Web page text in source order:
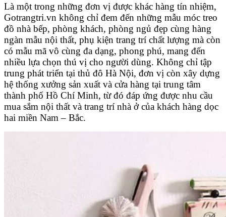
Là một trong những đơn vị được khác hàng tín nhiệm,
Gotrangtri.vn không chỉ đem đến những mẫu móc treo
đồ nhà bếp, phòng khách, phòng ngủ đẹp cùng hàng
ngàn mẫu nội thất, phụ kiện trang trí chất lượng mà còn
có mẫu mã vô cùng đa dạng, phong phú, mang đến
nhiều lựa chọn thú vị cho người dùng. Không chỉ tập
trung phát triển tại thủ đô Hà Nội, đơn vị còn xây dựng
hệ thống xưởng sản xuất và cửa hàng tại trung tâm
thành phố Hồ Chí Minh, từ đó đáp ứng được nhu cầu
mua sắm nội thất và trang trí nhà ở của khách hàng dọc
hai miền Nam – Bắc.